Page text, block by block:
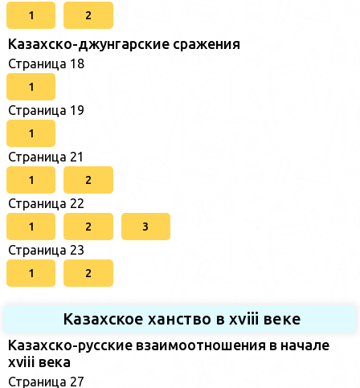
1 2
Казахско-джунгарские сражения
Страница 18
1
Страница 19
1
Страница 21
1 2
Страница 22
1 2 3
Страница 23
1 2
Казахское ханство в хviii веке
Казахско-русские взаимоотношения в начале
xviii века
Страница 27